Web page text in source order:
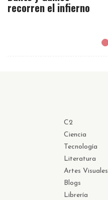
recorren el infierno
C2
Ciencia
Tecnología
Literatura
Artes Visuales
Blogs
Librería